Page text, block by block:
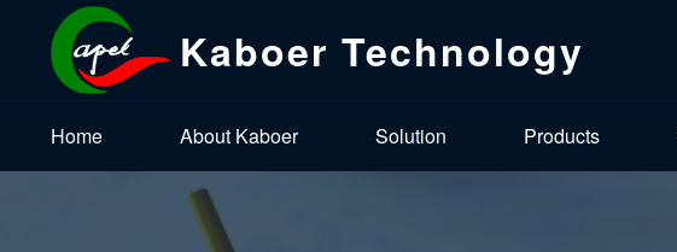
Kaboer Technology
Home About Kaboer Solution Products